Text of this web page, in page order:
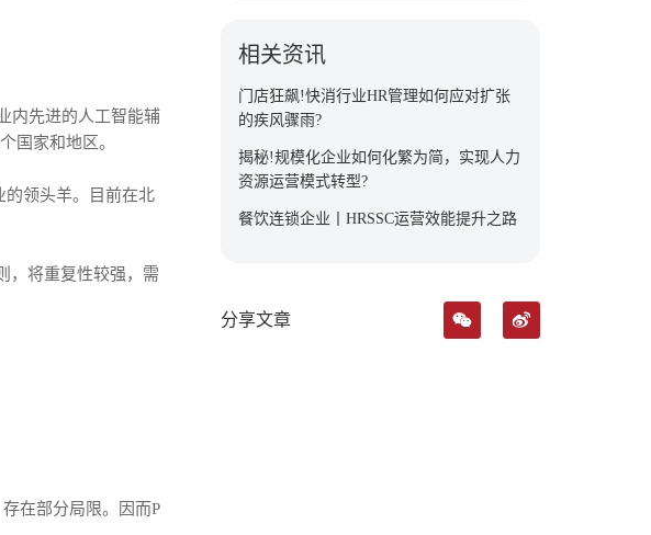
内先进的人工智能辅
国家和地区。
的领头羊。目前在北
，将重复性较强，需
在部分局限。因而P
相关资讯
门店狂飙!快消行业HR管理如何应对扩张
的疾风骤雨?
揭秘!规模化企业如何化繁为简，实现人力
资源运营模式转型?
餐饮连锁企业丨HRSSC运营效能提升之路
分享文章